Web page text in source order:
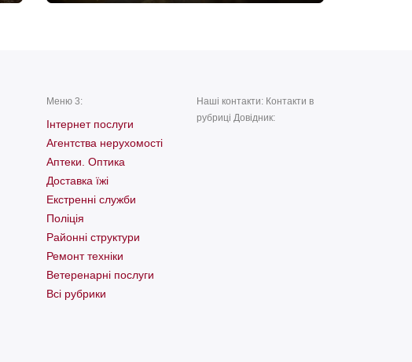
Меню 3:
Інтернет послуги
Агентства нерухомості
Аптеки. Оптика
Доставка їжі
Екстренні служби
Поліція
Районні структури
Ремонт техніки
Ветеренарні послуги
Всі рубрики
Наші контакти: Контакти в
рубриці Довідник: